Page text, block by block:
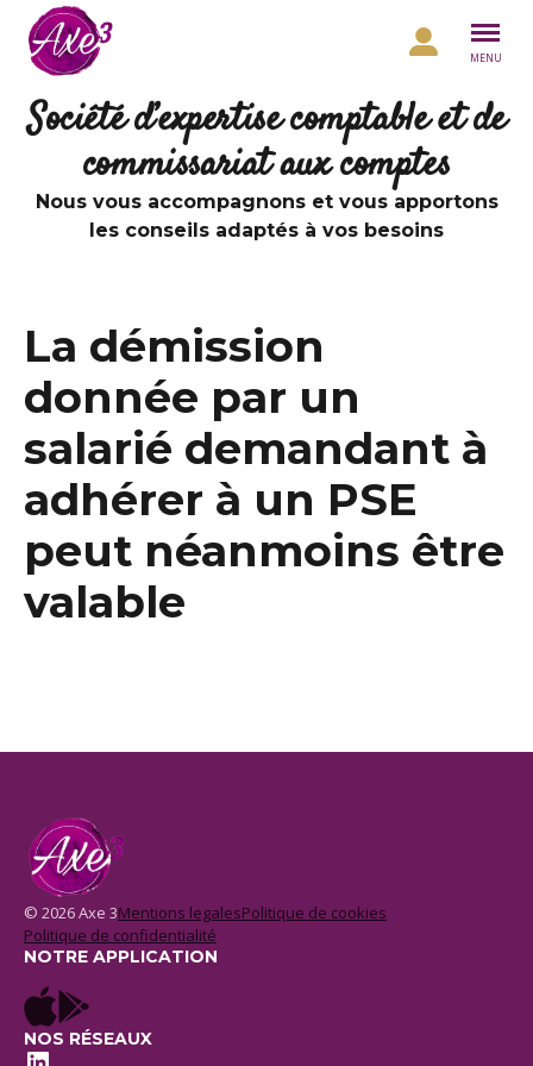
Aller au contenu
MENU
Société d’expertise comptable et de
commissariat aux comptes
Nous vous accompagnons et vous apportons
les conseils adaptés à vos besoins
La démission
donnée par un
salarié demandant à
adhérer à un PSE
peut néanmoins être
valable
© 2026 Axe 3Mentions legalesPolitique de cookies
Politique de confidentialité
NOTRE APPLICATION
NOS RÉSEAUX